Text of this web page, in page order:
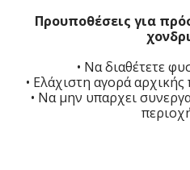
Προυποθέσεις για
• Να διαθέτετε
• Ελάχιστη αγορά
• Να μην υπαρχει